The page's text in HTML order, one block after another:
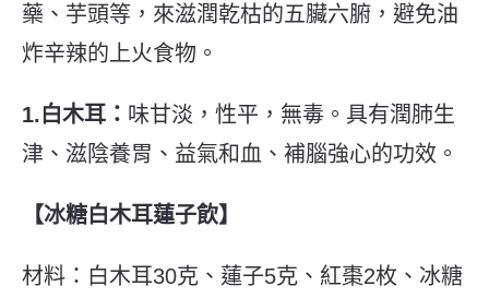
藥、芋頭等，來滋潤乾枯的五臟六腑，避免油
炸辛辣的上火食物。
1.白木耳： 味甘淡，性平，無毒。具有潤肺生
津、滋陰養胃、益氣和血、補腦強心的功效。
【冰糖白木耳蓮子飲】
材料：白木耳30克、蓮子5克、紅棗2枚、冰糖